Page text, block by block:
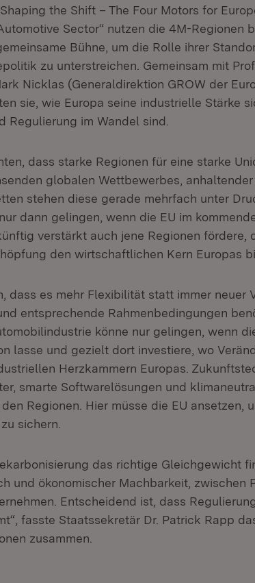
the Shift – The Four Motors for
Sector“ nutzen die 4M-Regionen
Bühne, um die Rolle ihrer
zu unterstreichen. Gemeinsam mit
Nicklas (Generaldirektion GROW der
sie, wie Europa seine industrielle Stärke
Regulierung im Wandel sind.
dass starke Regionen für eine starke
globalen Wettbewerbes,
stehen diese gerade mehrfach unter
dann gelingen, wenn die EU im
verstärkt auch jene Regionen fördere,
den wirtschaftlichen Kern Europas
dass es mehr Flexibilität statt immer neuer
entsprechende Rahmenbedingungen
könne nur gelingen, wenn
lasse und gezielt dort investiere, wo
Herzkammern Europas.
smarte Softwarelösungen und
Regionen. Hier müsse die EU ansetzen,
sichern.
das richtige Gleichgewicht
und ökonomischer Machbarkeit, zwischen
Entscheidend ist, dass
fasste Staatssekretär Dr. Patrick Rapp
zusammen.